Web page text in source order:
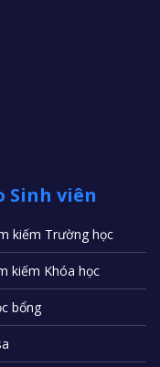
Sinh viên
kiếm Trường học
kiếm Khóa học
bổng